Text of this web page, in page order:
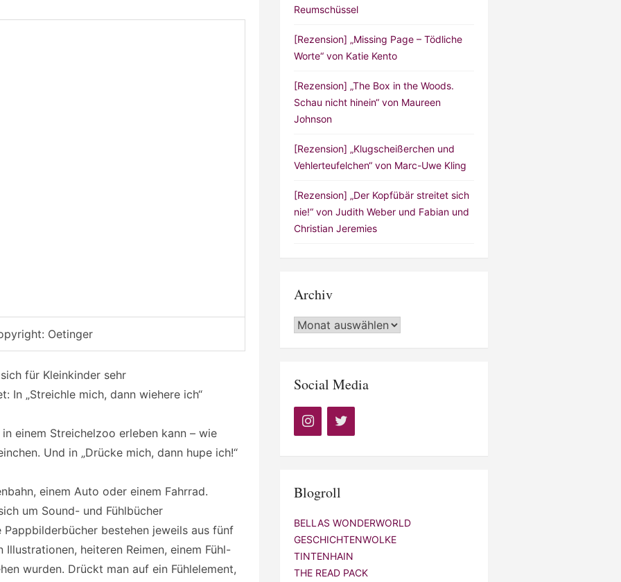
Oetinger
für Kleinkinder sehr
In „Streichle mich, dann wiehere ich“
einem Streichelzoo erleben kann – wie
Und in „Drücke mich, dann hupe ich!“
einem Auto oder einem Fahrrad.
um Sound- und Fühlbücher
Pappbilderbücher bestehen jeweils aus fünf
heiteren Reimen, einem Fühl-
wurden. Drückt man auf ein Fühlelement,
Reumschüssel
[Rezension] „Missing Page – Tödliche
Worte“ von Katie Kento
[Rezension] „The Box in the Woods.
Schau nicht hinein“ von Maureen
Johnson
[Rezension] „Klugscheißerchen und
Vehlerteufelchen“ von Marc-Uwe Kling
[Rezension] „Der Kopfübär streitet sich
nie!“ von Judith Weber und Fabian und
Christian Jeremies
Archiv
Archiv
Social Media
Blogroll
BELLAS WONDERWORLD
GESCHICHTENWOLKE
TINTENHAIN
THE READ PACK